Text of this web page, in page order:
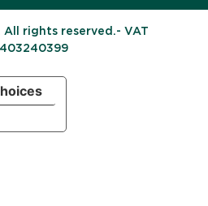
All rights reserved.- VAT